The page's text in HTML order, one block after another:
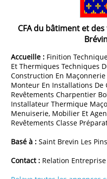
CFA du bâtiment et
Accueille : Finition
Et Thermiques Techniques
Construction En
Monteur En Installations
Revêtements Charpentier
Installateur Thermique
Menuiserie, Mobilier Et
Revêtements Classe
Basé à : Saint Brevin Les
Contact : Relation Entreprise